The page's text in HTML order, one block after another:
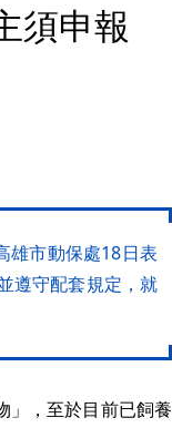
須申報
雄市動保處18日表
遵守配套規定，就
」，至於目前已飼養